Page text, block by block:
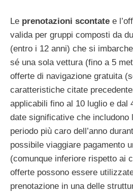
Le prenotazioni scontate e
valida per gruppi composti da
(entro i 12 anni) che si
sé una sola vettura (fino a 5
offerte di navigazione gratuita
caratteristiche citate
applicabili fino al 10 luglio e dal
date significative che includono
periodo più caro dell’anno
possibile viaggiare pagamento
(comunque inferiore rispetto ai
offerte possono essere
prenotazione in una delle